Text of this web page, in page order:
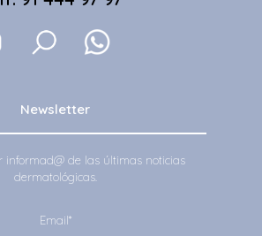
Newsletter
informad@ de las últimas noticias
dermatológicas.
Email*